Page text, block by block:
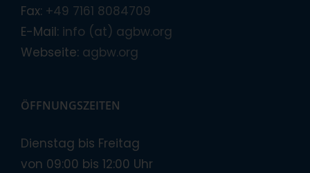
Fax: +49 7161 8084709
E-Mail: info (at) agbw.org
Webseite: agbw.org
ÖFFNUNGSZEITEN
Dienstag bis Freitag
von 09:00 bis 12:00 Uhr